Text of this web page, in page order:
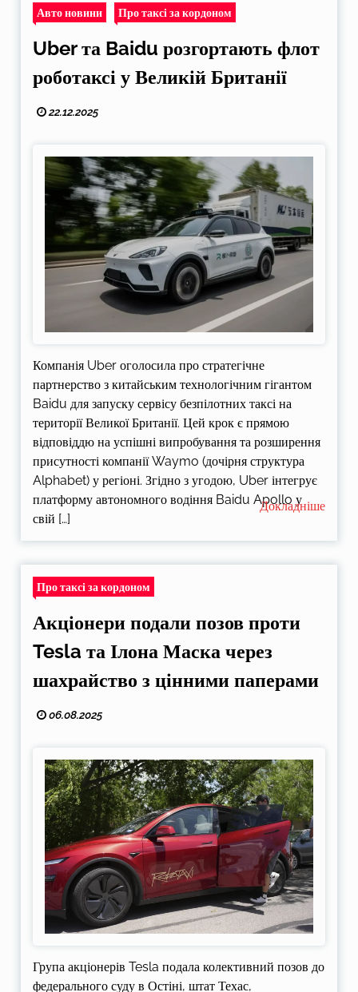
Авто новини Про таксі за кордоном
Uber та Baidu розгортають флот
роботаксі у Великій Британії
22.12.2025
Компанія Uber оголосила про стратегічне
партнерство з китайським технологічним гігантом
Baidu для запуску сервісу безпілотних таксі на
території Великої Британії. Цей крок є прямою
відповіддю на успішні випробування та розширення
присутності компанії Waymo (дочірня структура
Alphabet) у регіоні. Згідно з угодою, Uber інтегрує
платформу автономного водіння Baidu Apollo у
свій […]
Докладніше
Про таксі за кордоном
Акціонери подали позов проти
Tesla та Ілона Маска через
шахрайство з цінними паперами
06.08.2025
Група акціонерів Tesla подала колективний позов до
федерального суду в Остіні, штат Техас,